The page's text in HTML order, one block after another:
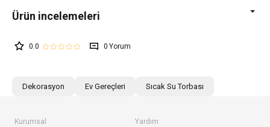
0.0 0
Dekorasyon Ev Gereçleri Sıcak Su Torbası
Kurumsal Yardım